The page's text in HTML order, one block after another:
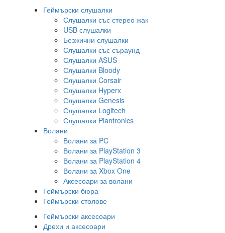
Геймърски слушалки
Слушалки със стерео жак
USB слушалки
Безжични слушалки
Слушалки със съраунд
Слушалки ASUS
Слушалки Bloody
Слушалки Corsair
Слушалки Hyperx
Слушалки Genesis
Слушалки Logitech
Слушалки Plantronics
Волани
Волани за PC
Волани за PlayStation 3
Волани за PlayStation 4
Волани за Xbox One
Аксесоари за волани
Геймърски бюра
Геймърски столове
Геймърски аксесоари
Дрехи и аксесоари